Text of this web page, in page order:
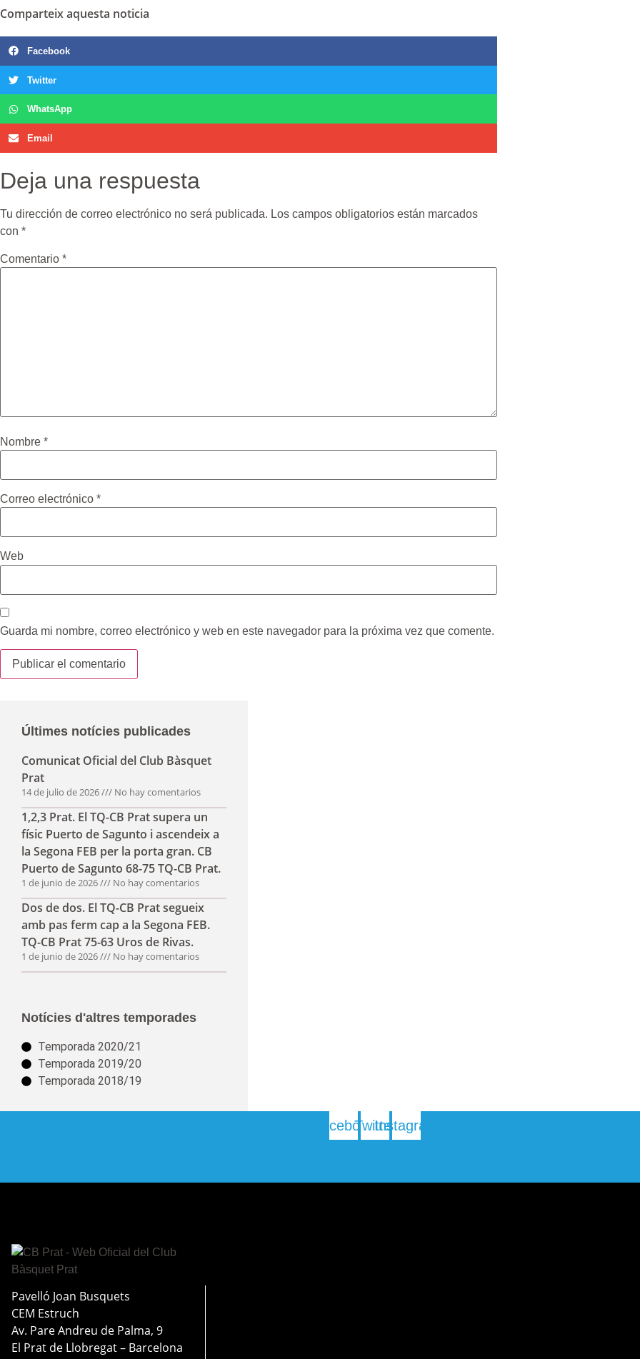
Comparteix aquesta noticia
Facebook
Twitter
WhatsApp
Email
Deja una respuesta
Tu dirección de correo electrónico no será publicada. Los campos obligatorios están marcados
con *
Comentario *
Nombre *
Correo electrónico *
Web
Guarda mi nombre, correo electrónico y web en este navegador para la próxima vez que comente.
Últimes notícies publicades
Comunicat Oficial del Club Bàsquet
Prat
14 de julio de 2026 No hay comentarios
1,2,3 Prat. El TQ-CB Prat supera un
físic Puerto de Sagunto i ascendeix a
la Segona FEB per la porta gran. CB
Puerto de Sagunto 68-75 TQ-CB Prat.
1 de junio de 2026 No hay comentarios
Dos de dos. El TQ-CB Prat segueix
amb pas ferm cap a la Segona FEB.
TQ-CB Prat 75-63 Uros de Rivas.
1 de junio de 2026 No hay comentarios
Notícies d'altres temporades
Temporada 2020/21
Temporada 2019/20
Temporada 2018/19
FacebookTwitterInstagram
Pavelló Joan Busquets
CEM Estruch
Av. Pare Andreu de Palma, 9
El Prat de Llobregat – Barcelona